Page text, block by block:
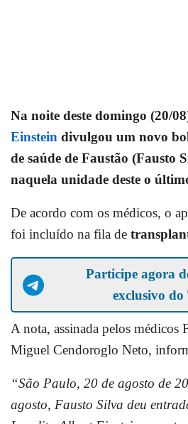
Na noite deste domingo (20/
Einstein divulgou um novo
de saúde de Faustão (Fausto
naquela unidade deste o
De acordo com os médicos, o
foi incluído na fila de
Participe agora
exclusivo do
A nota, assinada pelos médicos
Miguel Cendoroglo Neto,
“São Paulo, 20 de agosto de
agosto, Fausto Silva deu